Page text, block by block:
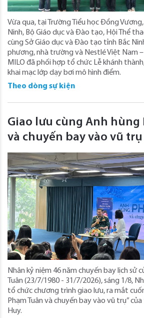
Vừa qua, tại Trường Tiểu học Đồng
Ninh, Bộ Giáo dục và Đào tạo, Hội Thể
cùng Sở Giáo dục và Đào tạo tỉnh Bắc
phương, nhà trường và Nestlé Việt Nam
MILO đã phối hợp tổ chức Lễ khánh
khai mạc lớp dạy bơi mô hình điểm.
Theo dòng sự kiện
Giao lưu cùng Anh hùng
và chuyến bay vào vũ trụ
Nhân kỷ niệm 46 năm chuyến bay lịch sử
Tuân (23/7/1980 - 31/7/2026), sáng 1/8,
tổ chức chương trình giao lưu, ra mắt
Phạm Tuân và chuyến bay vào vũ trụ”
Huy.